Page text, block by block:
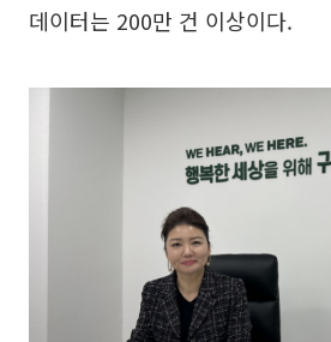
데이터는 200만 건 이상이다.